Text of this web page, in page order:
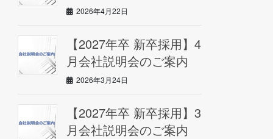
2026年4月22日
【2027年卒 新卒採用】4
月会社説明会のご案内
2026年3月24日
【2027年卒 新卒採用】3
月会社説明会のご案内